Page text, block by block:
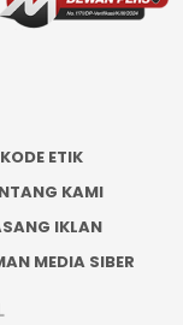
KODE ETIK
KAMI
IKLAN
MEDIA SIBER